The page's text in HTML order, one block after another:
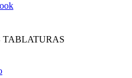
TABLATURAS